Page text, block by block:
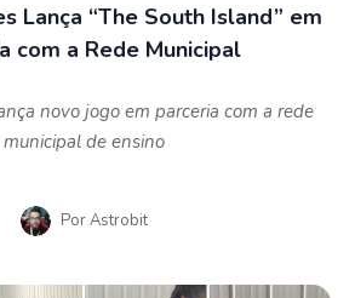
Lança “The South Island” em
com a Rede Municipal
novo jogo em parceria com a rede
municipal de ensino
PorAstrobit